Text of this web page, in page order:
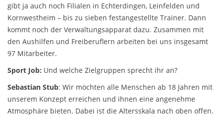
gibt ja auch noch Filialen in Echterdingen, Leinfelden und
Kornwestheim – bis zu sieben festangestellte Trainer. Dann
kommt noch der Verwaltungsapparat dazu. Zusammen mit
den Aushilfen und Freiberuflern arbeiten bei uns insgesamt
97 Mitarbeiter.
Sport Job: Und welche Zielgruppen sprecht ihr an?
Sebastian Stub: Wir möchten alle Menschen ab 18 Jahren mit
unserem Konzept erreichen und ihnen eine angenehme
Atmosphäre bieten. Dabei ist die Altersskala nach oben offen.